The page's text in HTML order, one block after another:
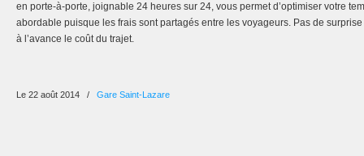
en porte-à-porte, joignable 24 heures sur 24, vous permet d’optimiser votre
abordable puisque les frais sont partagés entre les voyageurs. Pas de
à l’avance le coût du trajet.
Le 22 août 2014 / Gare Saint-Lazare